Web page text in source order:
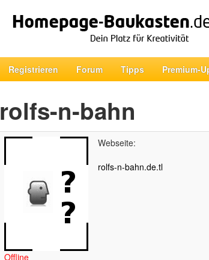
Registrieren Forum Tipps Premium-
rolfs-n-bahn
Offline
Webseite:
rolfs-n-bahn.de.tl